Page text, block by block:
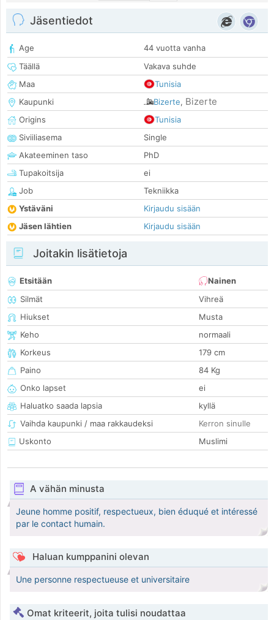
Jäsentiedot
Age
44 vuotta vanha
Täällä
Vakava suhde
Maa
Tunisia
Kaupunki
Bizerte, Bizerte
Origins
Tunisia
Siviiliasema
Single
Akateeminen taso
PhD
Tupakoitsija
ei
Job
Tekniikka
Ystäväni
Kirjaudu sisään
Jäsen lähtien
Kirjaudu sisään
Joitakin lisätietoja
Etsitään
Nainen
Silmät
Vihreä
Hiukset
Musta
Keho
normaali
Korkeus
179 cm
Paino
84 Kg
Onko lapset
ei
Haluatko saada lapsia
kyllä
Vaihda kaupunki / maa rakkaudeksi
Kerron sinulle
Uskonto
Muslimi
A vähän minusta
Jeune homme positif, respectueux, bien éduqué et intéressé
par le contact humain.
Haluan kumppanini olevan
Une personne respectueuse et universitaire
Omat kriteerit, joita tulisi noudattaa